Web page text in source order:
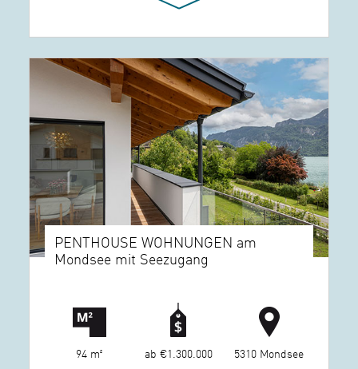
PENTHOUSE WOHNUNGEN am
Mondsee mit Seezugang
94 m² ab €1.300.000 5310 Mondsee